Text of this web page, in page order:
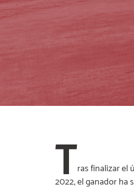
Tras finalizar el
2022, el ganador ha